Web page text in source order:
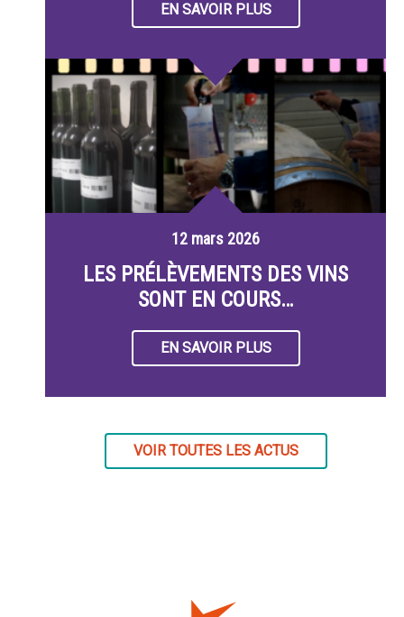
EN SAVOIR PLUS
12 mars 2026
LES PRÉLÈVEMENTS DES VINS
SONT EN COURS…
EN SAVOIR PLUS
VOIR TOUTES LES ACTUS